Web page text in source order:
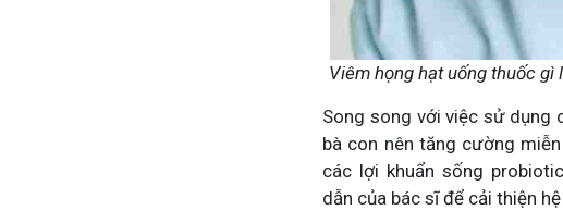
Viêm họng hạt uống thuốc
Song song với việc sử dụng
bà con nên tăng cường
các lợi khuẩn sống
dẫn của bác sĩ để cải thiện